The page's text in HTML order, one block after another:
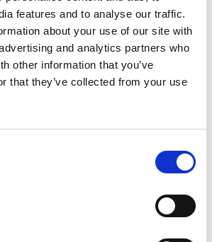
features and to analyse our traffic.
about your use of our site with
and analytics partners who
other information that you’ve
that they’ve collected from your use